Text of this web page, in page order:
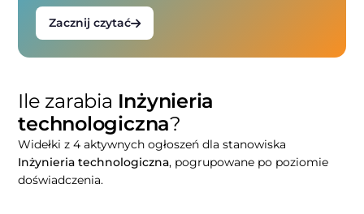
Zacznij czytać
Ile zarabia Inżynieria
technologiczna?
Widełki z 4 aktywnych ogłoszeń dla stanowiska
Inżynieria technologiczna, pogrupowane po poziomie
doświadczenia.